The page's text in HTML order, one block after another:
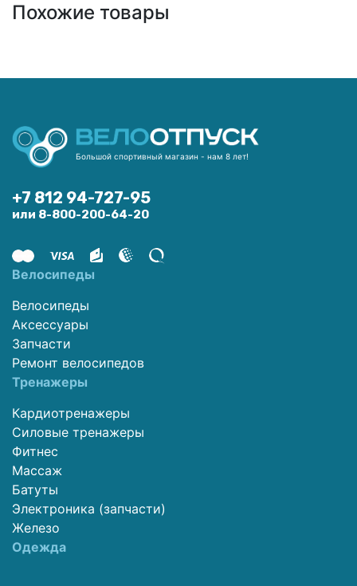
Похожие товары
Большой спортивный магазин - нам 8 лет!
+7 812 94-727-95
или 8-800-200-64-20
Велосипеды
Велосипеды
Аксессуары
Запчасти
Ремонт велосипедов
Тренажеры
Кардиотренажеры
Силовые тренажеры
Фитнес
Массаж
Батуты
Электроника (запчасти)
Железо
Одежда